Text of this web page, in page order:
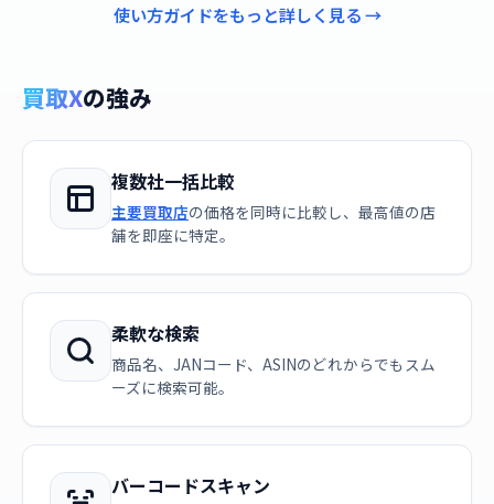
使い方ガイドをもっと詳しく見る →
買取Xの強み
複数社一括比較
主要買取店の価格を同時に比較し、最高値の店
舗を即座に特定。
柔軟な検索
商品名、JANコード、ASINのどれからでもスム
ーズに検索可能。
バーコードスキャン